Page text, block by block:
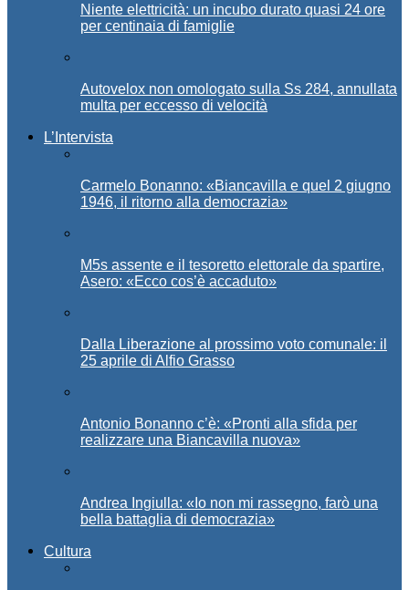
Niente elettricità: un incubo durato quasi 24 ore
per centinaia di famiglie
Autovelox non omologato sulla Ss 284, annullata
multa per eccesso di velocità
L’Intervista
Carmelo Bonanno: «Biancavilla e quel 2 giugno
1946, il ritorno alla democrazia»
M5s assente e il tesoretto elettorale da spartire,
Asero: «Ecco cos’è accaduto»
Dalla Liberazione al prossimo voto comunale: il
25 aprile di Alfio Grasso
Antonio Bonanno c’è: «Pronti alla sfida per
realizzare una Biancavilla nuova»
Andrea Ingiulla: «Io non mi rassegno, farò una
bella battaglia di democrazia»
Cultura